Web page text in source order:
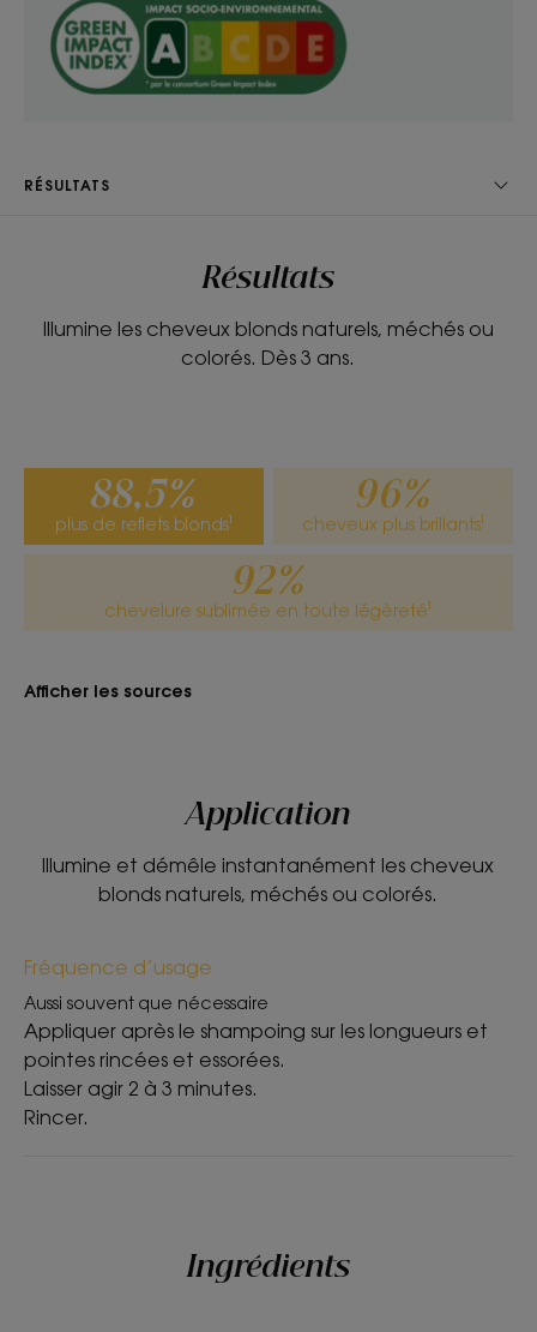
- Illumine : illumine et révèle naturellement les
reflets des cheveux blonds naturels, méchés ou
colorés.
Baume
Senteur du contenu
Camomille
*96% d’ingrédients d’origine naturelle.
RÉSULTATS
Résultats
Illumine les cheveux blonds naturels, méchés ou
colorés. Dès 3 ans.
88,5%
plus de reflets blonds¹
96%
cheveux plus brillants¹
92%
chevelure sublimée en toute légèreté¹
Afficher les sources
Application
Illumine et démêle instantanément les cheveux
blonds naturels, méchés ou colorés.
Fréquence d’usage
Aussi souvent que nécessaire
Appliquer après le shampoing sur les longueurs et
pointes rincées et essorées.
Laisser agir 2 à 3 minutes.
Rincer.
Ingrédients